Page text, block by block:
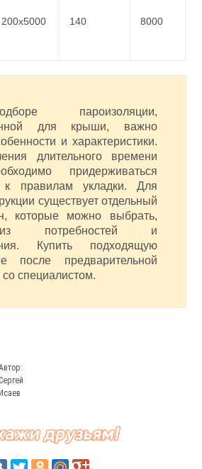
200х5000 140 8000
пароизоляции,
для крыши, важно
и характеристики.
длительного времени
придерживаться
к правилам укладки. Для
существует отдельный
которые можно выбрать,
потребностей и
Купить подходящую
после предварительной
со специалистом.
Сергей
Исаев